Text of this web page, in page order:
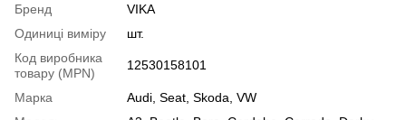
Бренд
VIKA
Одиниці виміру
шт.
Код виробника
товару (MPN)
12530158101
Марка Audi Seat Skoda VW